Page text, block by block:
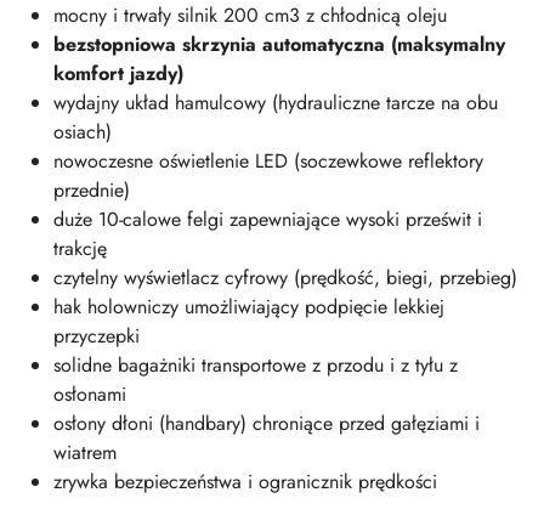
mocny i trwały silnik 200 cm3 z chłodnicą oleju
bezstopniowa skrzynia automatyczna (maksymalny
komfort jazdy)
wydajny układ hamulcowy (hydrauliczne tarcze na obu
osiach)
nowoczesne oświetlenie LED (soczewkowe reflektory
przednie)
duże 10-calowe felgi zapewniające wysoki prześwit i
trakcję
czytelny wyświetlacz cyfrowy (prędkość, biegi, przebieg)
hak holowniczy umożliwiający podpięcie lekkiej
przyczepki
solidne bagażniki transportowe z przodu i z tyłu z
osłonami
osłony dłoni (handbary) chroniące przed gałęziami i
wiatrem
zrywka bezpieczeństwa i ogranicznik prędkości